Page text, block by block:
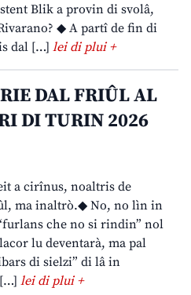
Blik a provin di svolâ,
◆ A partî de fin di
dal […] lei di plui +
DAL FRIÛL AL
DI TURIN 2026
a cirînus, noaltris de
ma inaltrò.◆ No, no lìn in
che no si rindin” nol
lu deventarà, ma pal
di sielzi” di lâ in
lei di plui +